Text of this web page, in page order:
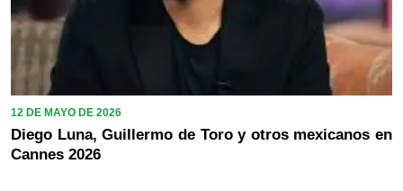
12 DE MAYO DE 2026
Diego Luna, Guillermo de Toro y otros mexicanos en
Cannes 2026